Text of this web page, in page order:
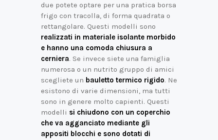
due potete optare per una pratica borsa
frigo con tracolla, di forma quadrata o
rettangolare. Questi modelli sono
realizzati in materiale isolante morbido
e hanno una comoda chiusura a
cerniera. Se invece siete una famiglia
numerosa o un nutrito gruppo di amici
scegliete un bauletto termico rigido. Ne
esistono di varie dimensioni, ma tutti
sono in genere molto capienti. Questi
modelli si chiudono con un coperchio
che va agganciato mediante gli
appositi blocchi e sono dotati di